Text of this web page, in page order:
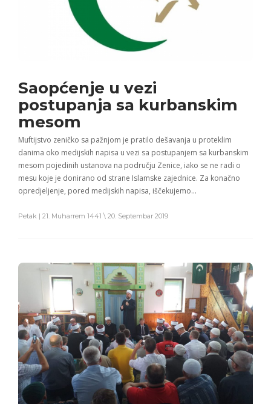
Saopćenje u vezi
postupanja sa kurbanskim
mesom
Muftijstvo zeničko sa pažnjom je pratilo dešavanja u proteklim
danima oko medijskih napisa u vezi sa postupanjem sa kurbanskim
mesom pojedinih ustanova na području Zenice, iako se ne radi o
mesu koje je donirano od strane Islamske zajednice. Za konačno
opredjeljenje, pored medijskih napisa, iščekujemo…
Petak | 21. Muharrem 1441 \ 20. Septembar 2019